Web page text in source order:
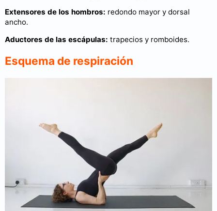
Extensores de los hombros: redondo mayor y dorsal
ancho.
Aductores de las escápulas: trapecios y romboides.
Esquema de respiración